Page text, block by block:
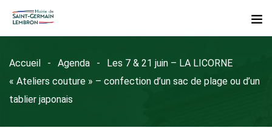
Accueil Agenda
Les 7 & 21 juin – LA LICORNE
« Ateliers couture » – confection d’un sac de plage ou d’un
tablier japonais